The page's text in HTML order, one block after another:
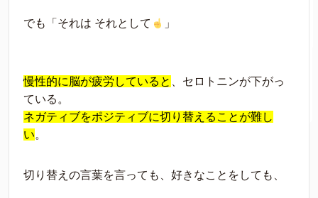
でも「それは それとして 」
慢性的に脳が疲労していると
、セロトニンが下がっ
ている。
ネガティブをポジティブに切り替えることが難し
い。
切り替えの言葉を言っても、好きなことをしても、